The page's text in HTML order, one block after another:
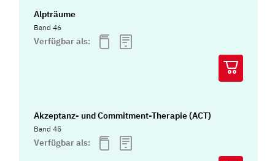
Alpträume
Band 46
Verfügbar als:
Akzeptanz- und Commitment-Therapie (ACT)
Band 45
Verfügbar als: